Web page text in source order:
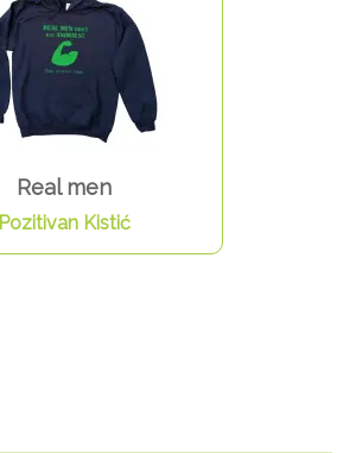
Real men
Pozitivan Kistić